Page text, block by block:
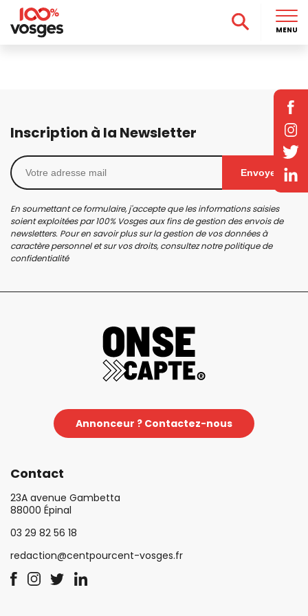
Inscription à la Newsletter
Envoyer
En soumettant ce formulaire, j'accepte que les informations saisies
soient exploitées par 100% Vosges aux fins de gestion des envois de
newsletters. Pour en savoir plus sur la gestion de vos données à
caractère personnel et sur vos droits, consultez notrepolitique de
confidentialité
Annonceur ? Contactez-nous
Contact
23A avenue Gambetta
88000 Épinal
03 29 82 56 18
redaction@centpourcent-vosges.fr
MENU